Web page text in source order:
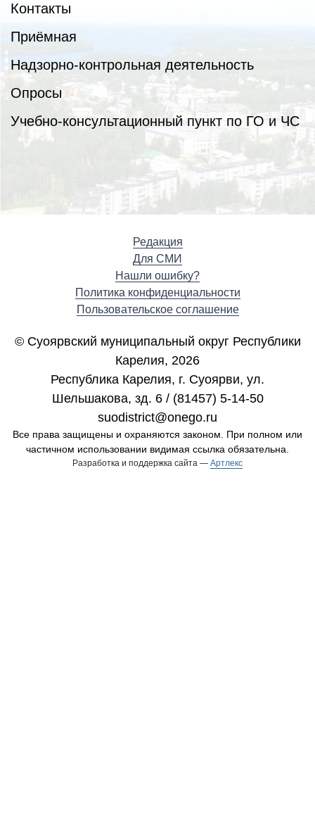
Контакты
Приёмная
Надзорно-контрольная деятельность
Опросы
Учебно-консультационный пункт по ГО и ЧС
Редакция
Для СМИ
Нашли ошибку?
Политика конфиденциальности
Пользовательское соглашение
© Суоярвский муниципальный округ Республики
Карелия, 2026
Республика Карелия, г. Cуоярви, ул.
Шельшакова, зд. 6 / (81457) 5-14-50
suodistrict@onego.ru
Все права защищены и охраняются законом. При полном или
частичном использовании видимая ссылка обязательна.
Разработка и поддержка сайта — Артлекс